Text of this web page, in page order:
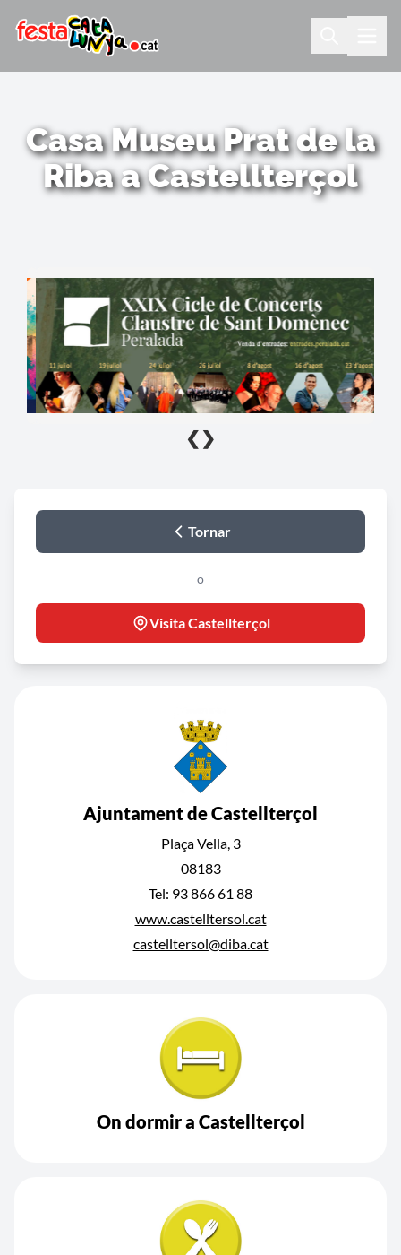
Casa Museu Prat de la
Riba a Castellterçol
❮ ❯
Tornar
o
Visita Castellterçol
Ajuntament de Castellterçol
Plaça Vella, 3
08183
Tel: 93 866 61 88
www.castelltersol.cat
castelltersol@diba.cat
On dormir a Castellterçol